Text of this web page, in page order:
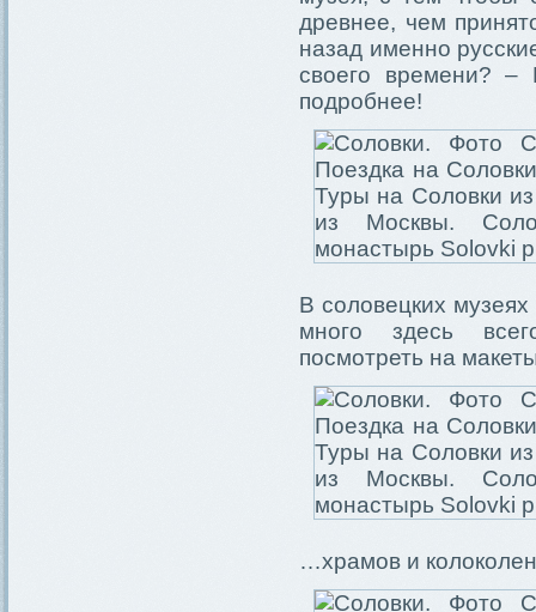
древнее, чем
назад именно
своего времени?
подробнее!
В соловецких
много здесь
посмотреть на
…храмов и